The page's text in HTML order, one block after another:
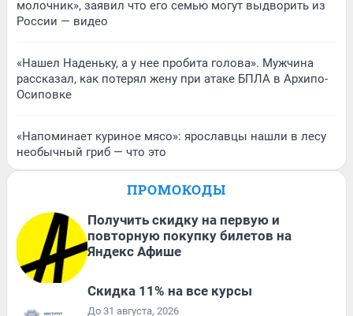
молочник», заявил что его семью могут выдворить из
России — видео
«Нашел Наденьку, а у нее пробита голова». Мужчина
рассказал, как потерял жену при атаке БПЛА в Архипо-
Осиповке
«Напоминает куриное мясо»: ярославцы нашли в лесу
необычный гриб — что это
ПРОМОКОДЫ
Получить скидку на первую и
повторную покупку билетов на
Яндекс Афише
Скидка 11% на все курсы
До 31 августа, 2026